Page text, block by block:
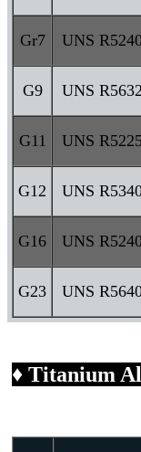
Gr7 UNS
G9 UNS
G11 UNS
G12 UNS
G16 UNS
G23 UNS
♦ Titanium